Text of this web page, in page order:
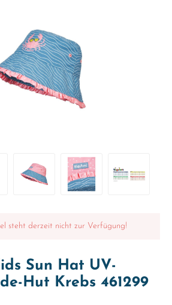
steht derzeit nicht zur Verfügung!
Sun Hat UV-
Hut Krebs 461299